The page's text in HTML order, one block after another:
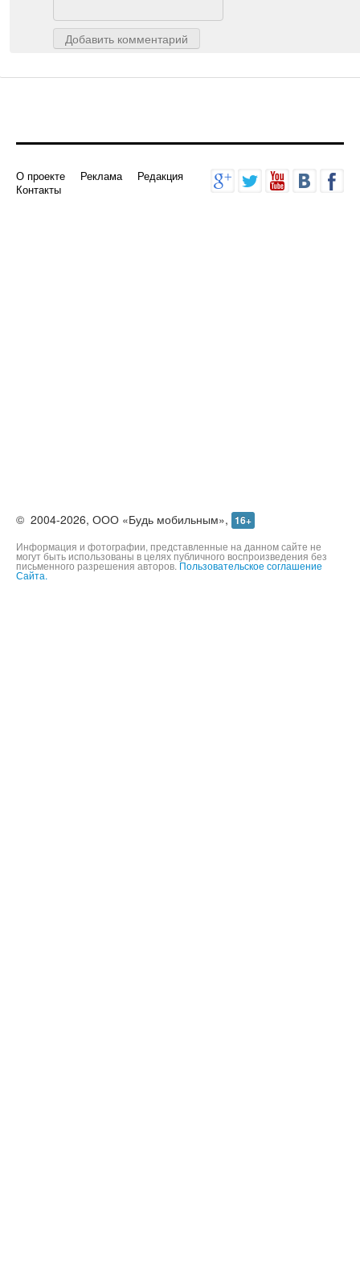
Добавить комментарий
О проекте Реклама
Редакция
Контакты
© 2004-2026, ООО «Будь мобильным», 16+
Информация и фотографии, представленные на данном сайте не
могут быть использованы в целях публичного воспроизведения без
письменного разрешения авторов. Пользовательское соглашение
Сайта.